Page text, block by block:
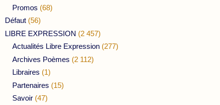
Promos (68)
Défaut (56)
LIBRE EXPRESSION (2 457)
Actualités Libre Expression (277)
Archives Poèmes (2 112)
Libraires (1)
Partenaires (15)
Savoir (47)